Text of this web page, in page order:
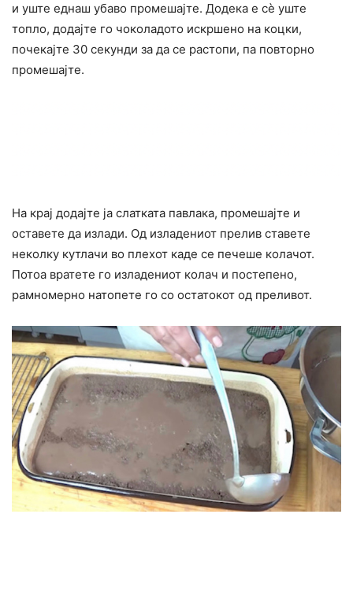
и уште еднаш убаво промешајте. Додека е сè уште
топло, додајте го чоколадото искршено на коцки,
почекајте 30 секунди за да се растопи, па повторно
промешајте.
На крај додајте ја слатката павлака, промешајте и
оставете да излади. Од изладениот прелив ставете
неколку кутлачи во плехот каде се печеше колачот.
Потоа вратете го изладениот колач и постепено,
рамномерно натопете го со остатокот од преливот.